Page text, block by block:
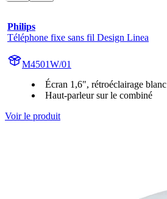
Philips
Téléphone fixe sans fil Design Linea
M4501W/01
Écran 1,6", rétroéclairage blanc
Haut-parleur sur le combiné
Voir le produit